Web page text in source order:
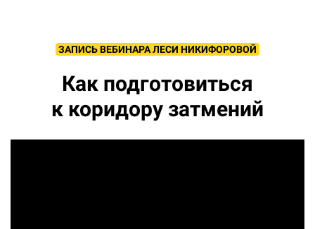
ЗАПИСЬ ВЕБИНАРА ЛЕСИ НИКИФОРОВОЙ
Как подготовиться
к коридору затмений